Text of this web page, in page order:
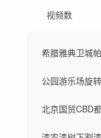
视频数
希腊雅典卫城
公园游乐场旋
北京国贸CBD